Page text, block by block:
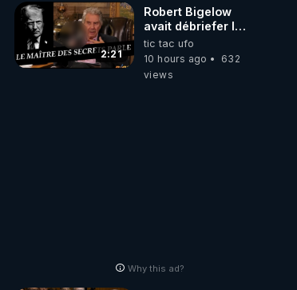
2:21
Robert Bigelow
avait débriefer le
pédophile
génocidaire de
donald j trump
tic tac ufo
10 hours ago
632
views
Why this ad?